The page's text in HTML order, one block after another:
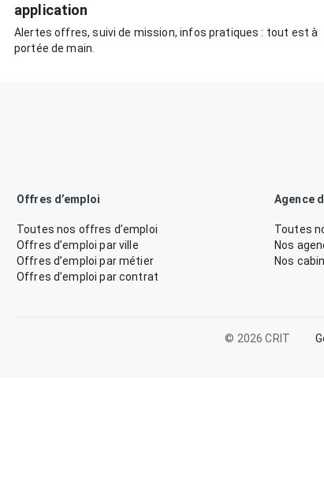
application
Alertes offres, suivi de mission, infos pratiques : tout est à
portée de main.
Offres d’emploi
Toutes nos offres d’emploi
Offres d’emploi par ville
Offres d’emploi par métier
Offres d’emploi par contrat
Agence
Toutes
Nos
Nos
© 2026 CRIT